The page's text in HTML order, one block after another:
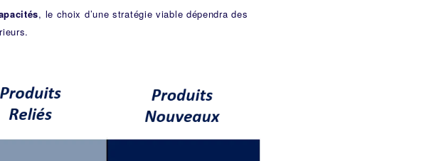
, le choix d’une stratégie viable dépendra des